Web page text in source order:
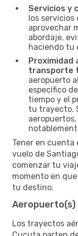
Servicios y
los
aprovechar
abordaje,
haciendo tu
Proximidad
transporte
aeropuerto
específico
tiempo y el
tu trayecto.
Tener en cuenta
vuelo de
comenzar tu
momento en
tu destino.
Aeropuerto(s)
Los trayectos